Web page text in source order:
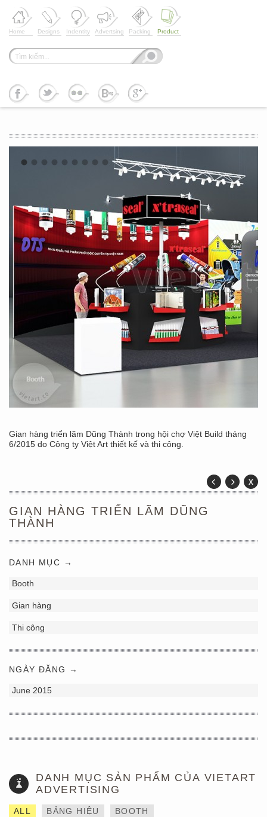
Home Designs Indentity Advertsing Packing Product
Gian hàng triển lãm Dũng Thành trong hội chợ Việt Build tháng
6/2015 do Công ty Việt Art thiết kế và thi công.
GIAN HÀNG TRIỂN LÃM DŨNG
THÀNH
DANH MỤC →
Booth
Gian hàng
Thi công
NGÀY ĐĂNG →
June 2015
DANH MỤC SẢN PHẨM CỦA VIETART
ADVERTISING
ALL BẢNG HIỆU BOOTH